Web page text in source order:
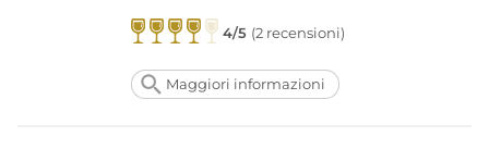
4/5 (2 recensioni)
Maggiori informazioni